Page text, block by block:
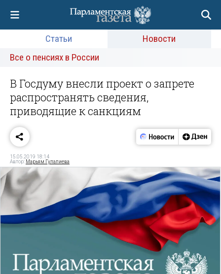
Статьи
Новости
Все о пенсиях в России
В Госдуму внесли проект о запрете
распространять сведения,
приводящие к санкциям
15.05.2019 18:14
Автор: Марьям Гулалиева